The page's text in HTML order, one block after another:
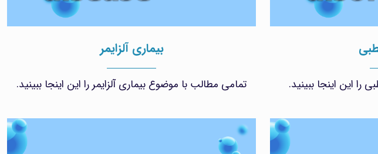
این اینجا ببینید.
بیماری آلزایمر
تمامی مطالب با موضوع بیماری آلزایمر را این اینجا ببینید.